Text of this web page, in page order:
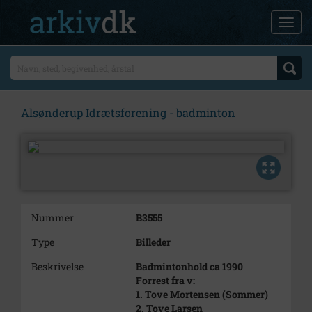
Alsønderup Idrætsforening - badminton
Nummer
B3555
Type
Billeder
Beskrivelse
Badmintonhold ca 1990
Forrest fra v:
1. Tove Mortensen (Sommer)
2. Tove Larsen